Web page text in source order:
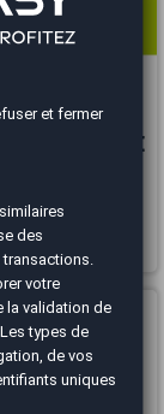
18 545 €
et fermer
des
votre
la validation de
types de
de vos
uniques